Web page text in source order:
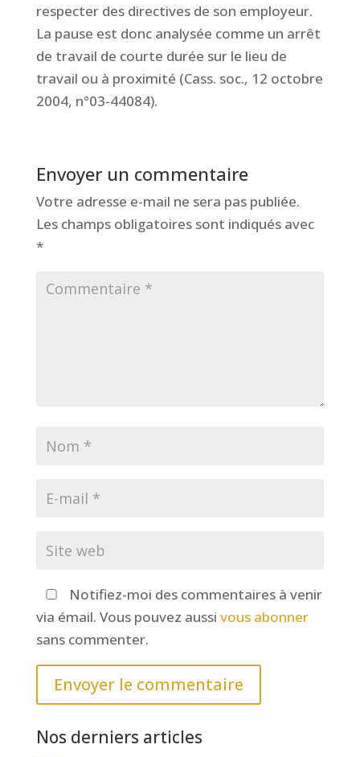
respecter des directives de son employeur.
La pause est donc analysée comme un arrêt
de travail de courte durée sur le lieu de
travail ou à proximité (Cass. soc., 12 octobre
2004, n°03-44084).
Envoyer un commentaire
Votre adresse e-mail ne sera pas publiée.
Les champs obligatoires sont indiqués avec
*
Notifiez-moi des commentaires à venir
via émail. Vous pouvez aussi vous abonner
sans commenter.
Envoyer le commentaire
Nos derniers articles